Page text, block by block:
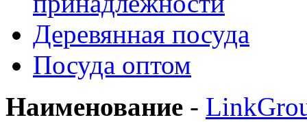
Деревянная посуда
Посуда оптом
Наименование -